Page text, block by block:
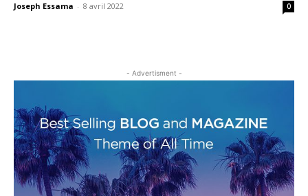
Joseph Essama - 8 avril 2022 0
- Advertisment -